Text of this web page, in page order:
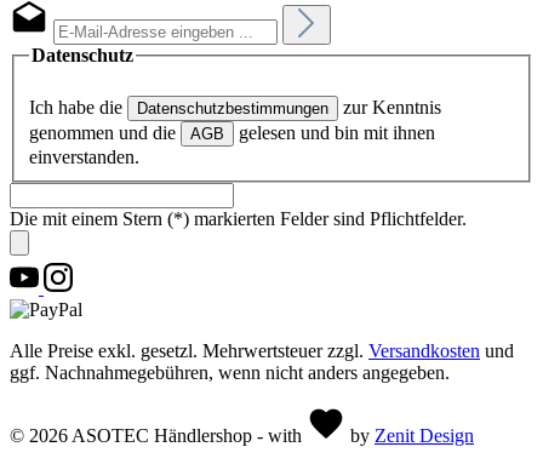
Datenschutz
Ich habe die Datenschutzbestimmungen
zur Kenntnis
genommen und die
AGB
gelesen und bin mit ihnen
einverstanden.
Die mit einem Stern (*) markierten Felder sind Pflichtfelder.
Alle Preise exkl. gesetzl. Mehrwertsteuer zzgl. Versandkosten und
ggf. Nachnahmegebühren, wenn nicht anders angegeben.
© 2026 ASOTEC Händlershop - with by Zenit Design